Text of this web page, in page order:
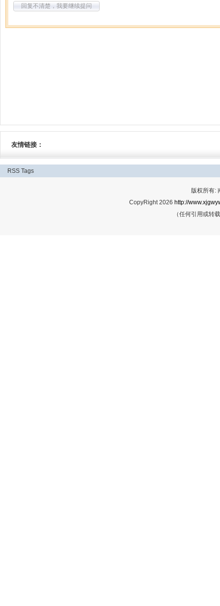
回复不清楚，我要继续提问
友情链接：
RSS Tags
版权所有:
CopyRight 2026 http://
（任何引用或转